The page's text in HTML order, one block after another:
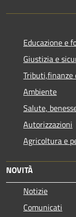
Educazione e
Giustizia e
Tributi,finanze
Ambiente
Salute,
Autorizzazioni
Agricoltura e
NOVITÀ
Notizie
Comunicati